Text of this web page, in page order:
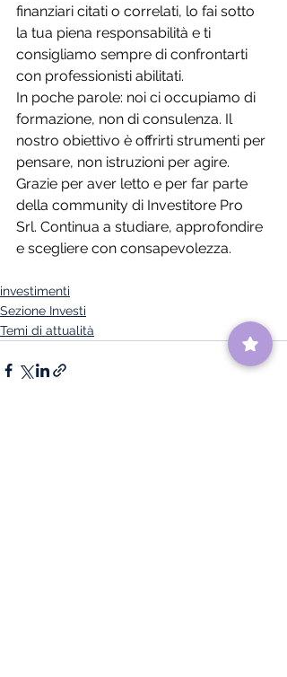
finanziari citati o correlati, lo fai sotto
la tua piena responsabilità e ti
consigliamo sempre di confrontarti
con professionisti abilitati.
In poche parole: noi ci occupiamo di
formazione, non di consulenza. Il
nostro obiettivo è offrirti strumenti per
pensare, non istruzioni per agire.
Grazie per aver letto e per far parte
della community di Investitore Pro
Srl. Continua a studiare, approfondire
e scegliere con consapevolezza.
investimenti
Sezione Investi
Temi di attualità